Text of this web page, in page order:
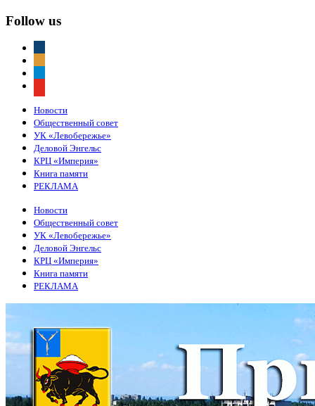
Follow us
Новости
Общественный совет
УК «Левобережье»
Деловой Энгельс
КРЦ «Империя»
Книга памяти
РЕКЛАМА
Новости
Общественный совет
УК «Левобережье»
Деловой Энгельс
КРЦ «Империя»
Книга памяти
РЕКЛАМА